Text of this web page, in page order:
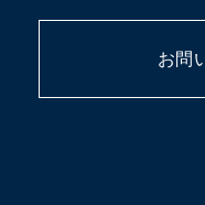
お問